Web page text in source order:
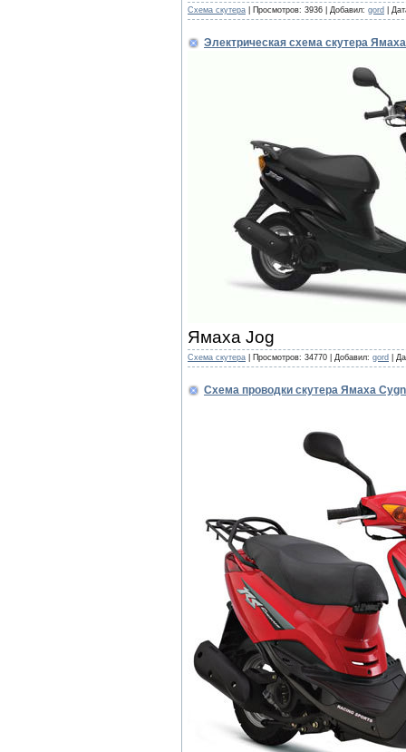
Cхема скутера Просмотров: 3936 Добавил: gord
Электрическая схема скутера
Ямаха Jog
Cхема скутера Просмотров: 34770 Добавил: gord
Схема проводки скутера Ямаха